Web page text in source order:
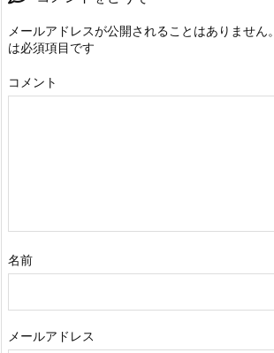
メールアドレスが公開されることはありません。
は必須項目です
コメント
名前
メールアドレス